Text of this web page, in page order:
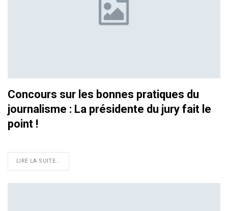
Concours sur les bonnes pratiques du
journalisme : La présidente du jury fait le
point !
LIRE LA SUITE...